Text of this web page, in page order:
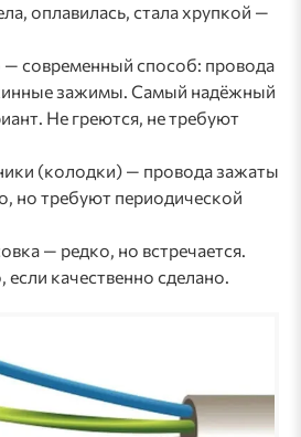
оплавилась, стала хрупкой —
современный способ: провода
зажимы. Самый надёжный
Не греются, не требуют
(колодки) — провода зажаты
но требуют периодической
— редко, но встречается.
качественно сделано.